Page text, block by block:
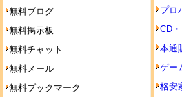
無料ブログ
無料掲示板
無料チャット
無料メール
無料ブックマーク
プロ
CD
本通
ゲー
格安